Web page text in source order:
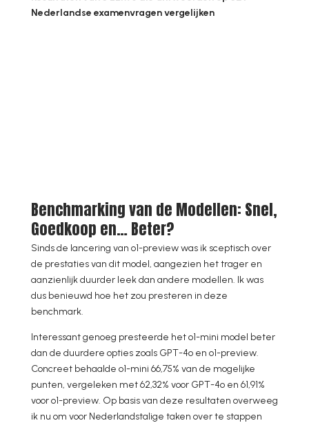
Nederlandse examenvragen vergelijken
Benchmarking van de Modellen: Snel,
Goedkoop en… Beter?
Sinds de lancering van o1-preview was ik sceptisch over
de prestaties van dit model, aangezien het trager en
aanzienlijk duurder leek dan andere modellen. Ik was
dus benieuwd hoe het zou presteren in deze
benchmark.
Interessant genoeg presteerde het o1-mini model beter
dan de duurdere opties zoals GPT-4o en o1-preview.
Concreet behaalde o1-mini 66,75% van de mogelijke
punten, vergeleken met 62,32% voor GPT-4o en 61,91%
voor o1-preview. Op basis van deze resultaten overweeg
ik nu om voor Nederlandstalige taken over te stappen